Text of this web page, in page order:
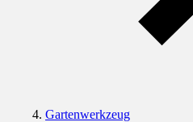
Gartenwerkzeug